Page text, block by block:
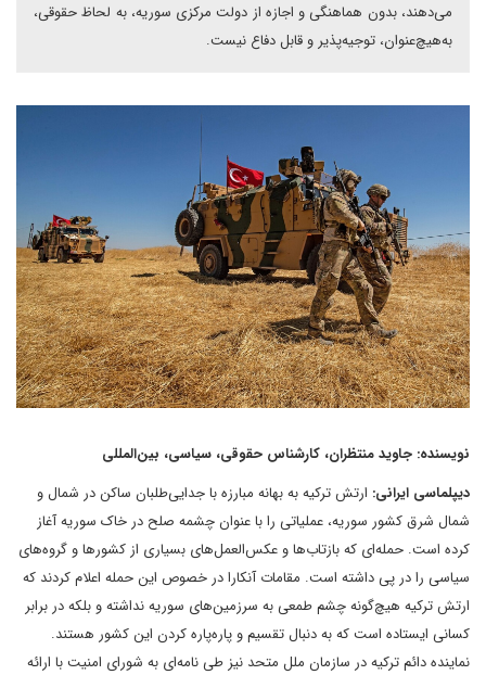
می‌دهند، بدون هماهنگی و اجازه از دولت مرکزی سوریه، به لحاظ حقوقی،
به‌هیچ‌عنوان، توجیه‌پذیر و قابل دفاع نیست.
نویسنده: جاوید منتظران، کارشناس حقوقی، سیاسی، بین‌المللی
دیپلماسی ایرانی: ارتش ترکیه به بهانه مبارزه با جدایی‌طلبان ساکن در شمال و
شمال شرق کشور سوریه، عملیاتی را با عنوان چشمه صلح در خاک سوریه آغاز
کرده است. حمله‌ای که بازتاب‌ها و عکس‌العمل‌های بسیاری از کشورها و گروه‌های
سیاسی را در پی داشته است. مقامات آنکارا در خصوص این حمله اعلام کردند که
ارتش ترکیه هیچ‌گونه چشم طمعی به سرزمین‌های سوریه نداشته و بلکه در برابر
کسانی ایستاده است که به دنبال تقسیم و پاره‌پاره کردن این کشور هستند.
نماینده دائم ترکیه در سازمان ملل متحد نیز طی نامه‌ای به شورای امنیت با ارائه